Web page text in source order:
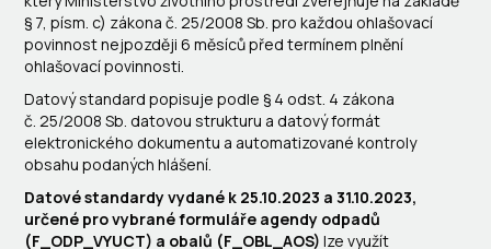
§ 7, písm. c) zákona č. 25/2008 Sb. pro každou ohlašovací
povinnost nejpozději 6 měsíců před termínem plnění
ohlašovací povinnosti.
Datový standard popisuje podle § 4 odst. 4 zákona
č. 25/2008 Sb. datovou strukturu a datový formát
elektronického dokumentu a automatizované kontroly
obsahu podaných hlášení.
Datové standardy vydané k 25.10.2023 a 31.10.2023,
určené pro vybrané formuláře agendy odpadů
(F_ODP_VYUCT) a obalů (F_OBL_AOS) lze využít